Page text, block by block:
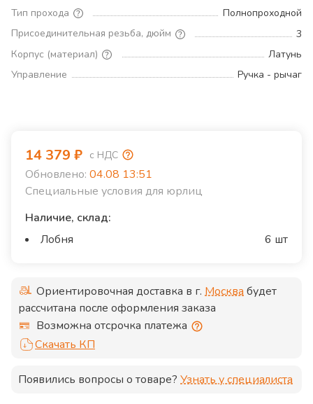
Тип прохода
Полнопроходной
Присоединительная резьба, дюйм
3
Корпус (материал)
Латунь
Управление
Ручка - рычаг
14 379 ₽ с НДС
Обновлено: 04.08 13:51
Специальные условия для юрлиц
Наличие, склад:
Лобня
6 шт
Ориентировочная доставка в г. Москвабудет
рассчитана после оформления заказа
Возможна отсрочка платежа
Скачать КП
Появились вопросы о товаре? Узнать у специалиста